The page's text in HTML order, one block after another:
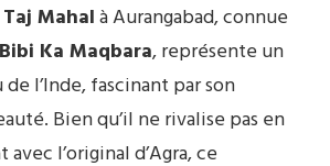
Mahalà Aurangabad, connue
Bibi Ka Maqbara, représente un
l’Inde, fascinant par son
Bien qu’il ne rivalise pas en
l’original d’Agra, ce